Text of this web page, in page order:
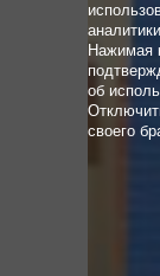
Нажимая
об
своего